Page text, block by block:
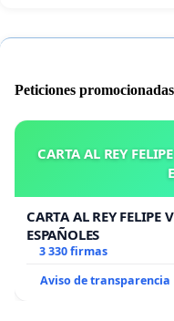
Peticiones
CARTA AL REY
CARTA AL REY FELIPE
ESPAÑOLES
3 330 firmas
Aviso de transparencia